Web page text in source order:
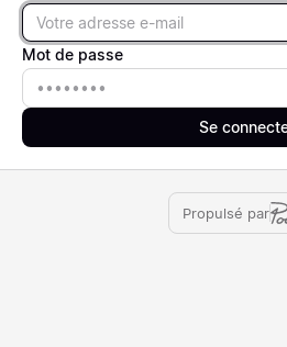
Email
Mot de passe
Mot de passe
Se
Propulsé par